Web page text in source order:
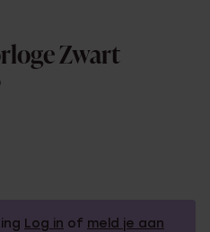
Zwart
Log in of meld je aan